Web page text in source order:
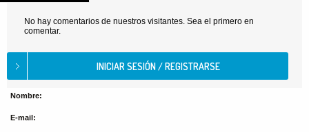
No hay comentarios de nuestros visitantes. Sea el primero en
comentar.
Nombre:
E-mail: